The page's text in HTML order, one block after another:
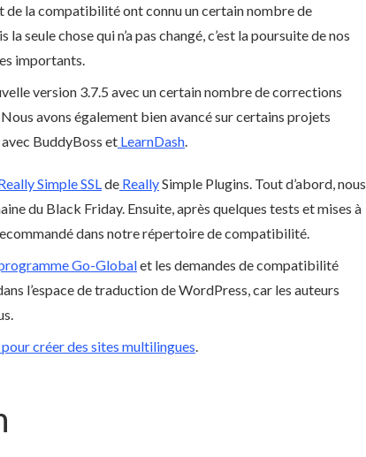
de la compatibilité ont connu un certain nombre de
seule chose qui n’a pas changé, c’est la poursuite de nos
importants.
version 3.7.5 avec un certain nombre de corrections
avons également bien avancé sur certains projets
BuddyBoss et LearnDash
Simple SSL de ReallySimple Plugins. Tout d’abord, nous
du Black Friday. Ensuite, après quelques tests et mises à
dans notre répertoire de compatibilité.
Go-Globalet les demandes de compatibilité
l’espace de traduction de WordPress, car les auteurs
créer des sites multilingues